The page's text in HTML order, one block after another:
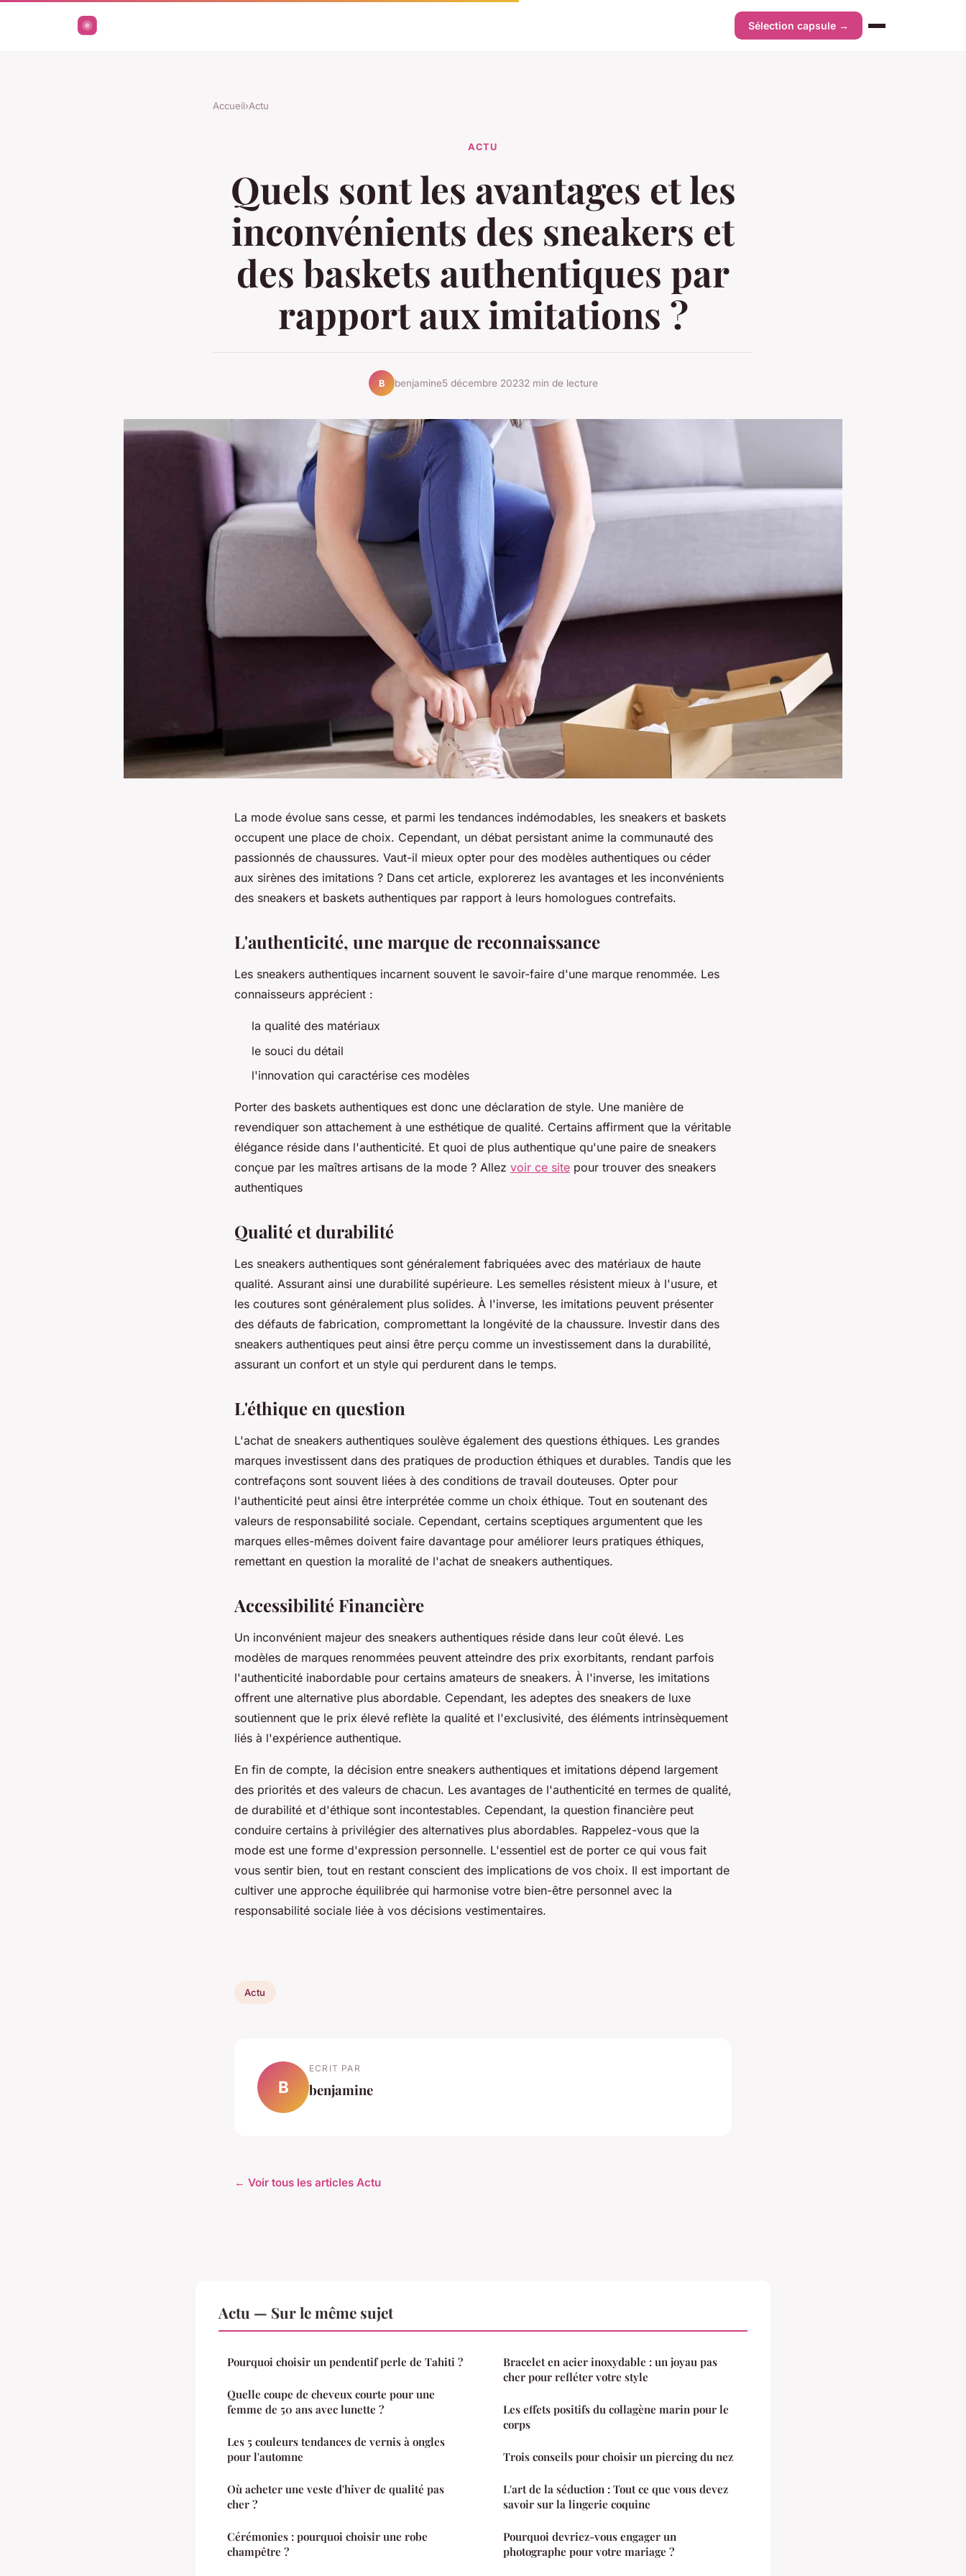
Sélection capsule →
Accueil›Actu
ACTU
Quels sont les avantages et les
inconvénients des sneakers et
des baskets authentiques par
rapport aux imitations ?
B benjamine5 décembre 20232 min de lecture
La mode évolue sans cesse, et parmi les tendances indémodables, les sneakers et baskets
occupent une place de choix. Cependant, un débat persistant anime la communauté des
passionnés de chaussures. Vaut-il mieux opter pour des modèles authentiques ou céder
aux sirènes des imitations ? Dans cet article, explorerez les avantages et les inconvénients
des sneakers et baskets authentiques par rapport à leurs homologues contrefaits.
L'authenticité, une marque de reconnaissance
Les sneakers authentiques incarnent souvent le savoir-faire d'une marque renommée. Les
connaisseurs apprécient :
la qualité des matériaux
le souci du détail
l'innovation qui caractérise ces modèles
Porter des baskets authentiques est donc une déclaration de style. Une manière de
revendiquer son attachement à une esthétique de qualité. Certains affirment que la véritable
élégance réside dans l'authenticité. Et quoi de plus authentique qu'une paire de sneakers
conçue par les maîtres artisans de la mode ? Allez voir ce site pour trouver des sneakers
authentiques
Qualité et durabilité
Les sneakers authentiques sont généralement fabriquées avec des matériaux de haute
qualité. Assurant ainsi une durabilité supérieure. Les semelles résistent mieux à l'usure, et
les coutures sont généralement plus solides. À l'inverse, les imitations peuvent présenter
des défauts de fabrication, compromettant la longévité de la chaussure. Investir dans des
sneakers authentiques peut ainsi être perçu comme un investissement dans la durabilité,
assurant un confort et un style qui perdurent dans le temps.
L'éthique en question
L'achat de sneakers authentiques soulève également des questions éthiques. Les grandes
marques investissent dans des pratiques de production éthiques et durables. Tandis que les
contrefaçons sont souvent liées à des conditions de travail douteuses. Opter pour
l'authenticité peut ainsi être interprétée comme un choix éthique. Tout en soutenant des
valeurs de responsabilité sociale. Cependant, certains sceptiques argumentent que les
marques elles-mêmes doivent faire davantage pour améliorer leurs pratiques éthiques,
remettant en question la moralité de l'achat de sneakers authentiques.
Accessibilité Financière
Un inconvénient majeur des sneakers authentiques réside dans leur coût élevé. Les
modèles de marques renommées peuvent atteindre des prix exorbitants, rendant parfois
l'authenticité inabordable pour certains amateurs de sneakers. À l'inverse, les imitations
offrent une alternative plus abordable. Cependant, les adeptes des sneakers de luxe
soutiennent que le prix élevé reflète la qualité et l'exclusivité, des éléments intrinsèquement
liés à l'expérience authentique.
En fin de compte, la décision entre sneakers authentiques et imitations dépend largement
des priorités et des valeurs de chacun. Les avantages de l'authenticité en termes de qualité,
de durabilité et d'éthique sont incontestables. Cependant, la question financière peut
conduire certains à privilégier des alternatives plus abordables. Rappelez-vous que la
mode est une forme d'expression personnelle. L'essentiel est de porter ce qui vous fait
vous sentir bien, tout en restant conscient des implications de vos choix. Il est important de
cultiver une approche équilibrée qui harmonise votre bien-être personnel avec la
responsabilité sociale liée à vos décisions vestimentaires.
Actu
B
ECRIT PAR
benjamine
← Voir tous les articles Actu
Actu — Sur le même sujet
Pourquoi choisir un pendentif perle de Tahiti ?
Quelle coupe de cheveux courte pour une
femme de 50 ans avec lunette ?
Les 5 couleurs tendances de vernis à ongles
pour l'automne
Où acheter une veste d'hiver de qualité pas
cher ?
Cérémonies : pourquoi choisir une robe
champêtre ?
Bracelet en acier inoxydable : un joyau pas
cher pour refléter votre style
Les effets positifs du collagène marin pour le
corps
Trois conseils pour choisir un piercing du nez
L'art de la séduction : Tout ce que vous devez
savoir sur la lingerie coquine
Pourquoi devriez-vous engager un
photographe pour votre mariage ?